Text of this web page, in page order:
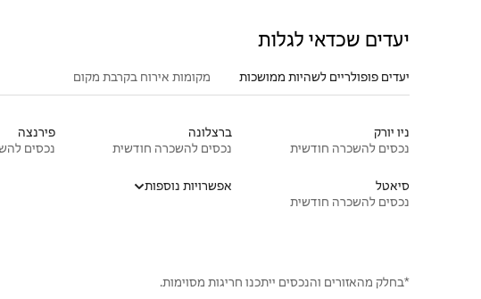
יעדים שכדאי לגלות
יעדים פופולריים לשהיות ממושכות מקומות אירוח בקרבת מקום
ניו יורק
נכסים להשכרה חודשית
ברצלונה
נכסים להשכרה חודשית
פירנצה
נכסים
סיאטל
נכסים להשכרה חודשית
אפשרויות נוספות
*בחלק מהאזורים והנכסים ייתכנו חריגות מסוימות.